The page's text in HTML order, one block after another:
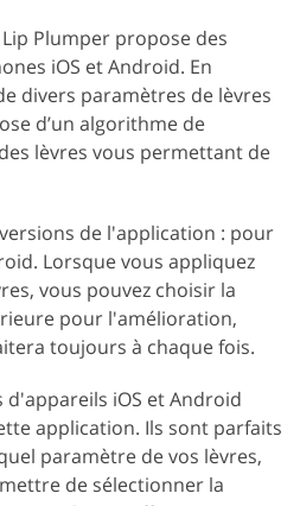
Plumper propose des
iOS et Android. En
divers paramètres de lèvres
d’un algorithme de
lèvres vous permettant de
de l'application : pour
Lorsque vous appliquez
vous pouvez choisir la
pour l'amélioration,
toujours à chaque fois.
d'appareils iOS et Android
application. Ils sont parfaits
paramètre de vos lèvres,
de sélectionner la